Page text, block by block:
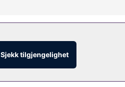
Sjekk tilgjengelighet